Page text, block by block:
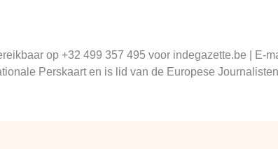
op +32 499 357 495 voor indegazette.be | E-
Perskaart en is lid van de Europese